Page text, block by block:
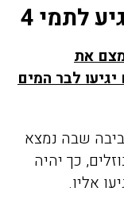
לתמי 4
את
לבר המים
שבה נמצא
כך יהיה
אליו.